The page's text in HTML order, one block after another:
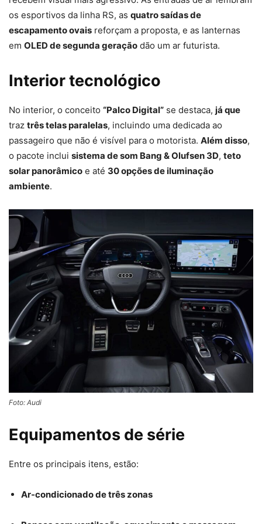
os esportivos da linha RS, as quatro saídas de
escapamento ovais reforçam a proposta, e as lanternas
em OLED de segunda geração dão um ar futurista.
Interior tecnológico
No interior, o conceito “Palco Digital” se destaca, já que
traz três telas paralelas, incluindo uma dedicada ao
passageiro que não é visível para o motorista. Além disso,
o pacote inclui sistema de som Bang & Olufsen 3D, teto
solar panorâmico e até 30 opções de iluminação
ambiente.
Foto: Audi
Equipamentos de série
Entre os principais itens, estão:
Ar-condicionado de três zonas